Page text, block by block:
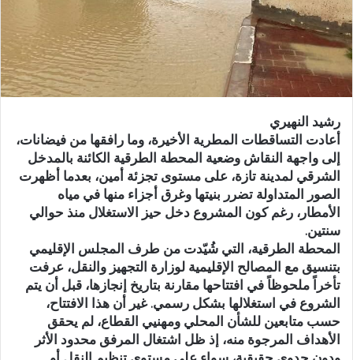
ل
ك
ت
ر
ي
ا
رشيد النهيري
أعادت التساقطات المطرية الأخيرة، وما رافقها من فيضانات،
إلى واجهة النقاش وضعية المحطة الطرقية الكائنة بالمدخل
الشرقي لمدينة تازة، على مستوى تجزئة أمين، بعدما أظهرت
الصور المتداولة تضرر بنيتها وغرق أجزاء منها في مياه
الأمطار، رغم كون المشروع دخل حيز الاستغلال منذ حوالي
سنتين.
المحطة الطرقية، التي شُيّدت من طرف المجلس الإقليمي
بتنسيق مع المصالح الإقليمية لوزارة التجهيز والنقل، عرفت
تأخراً ملحوظاً في افتتاحها مقارنة بتاريخ إنجازها، قبل أن يتم
الشروع في استغلالها بشكل رسمي. غير أن هذا الافتتاح،
حسب متابعين للشأن المحلي ومهنيي القطاع، لم يحقق
الأهداف المرجوة منه، إذ ظل اشتغال المرفق محدود الأثر